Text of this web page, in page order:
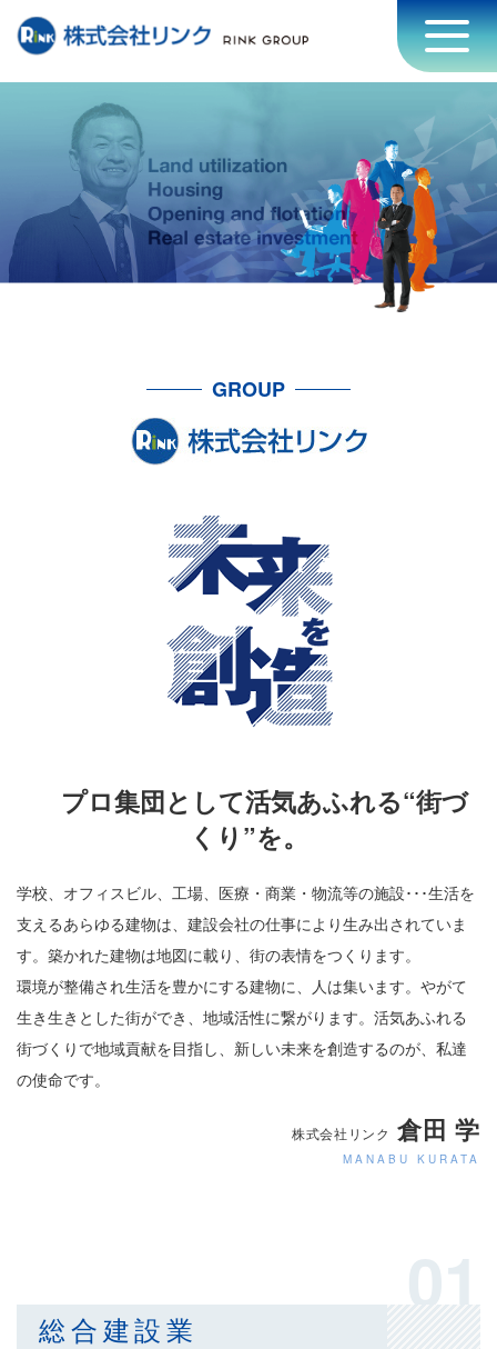
GROUP
プロ集団として活気あふれる“街づ
くり”を。
学校、オフィスビル、工場、医療・商業・物流等の施設･･･生活を
支えるあらゆる建物は、建設会社の仕事により生み出されていま
す。築かれた建物は地図に載り、街の表情をつくります。
環境が整備され生活を豊かにする建物に、人は集います。やがて
生き生きとした街ができ、地域活性に繋がります。活気あふれる
街づくりで地域貢献を目指し、新しい未来を創造するのが、私達
の使命です。
株式会社リンク 倉田 学
MANABU KURATA
01
総合建設業